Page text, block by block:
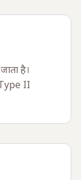
है।
II